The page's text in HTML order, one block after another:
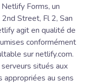
Forms, un
Street, Fl 2, San
agit en qualité de
conformément
sur netlify.com.
situés aux
appropriées au sens